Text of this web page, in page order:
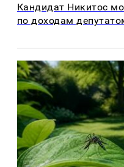
Кандидат Никитос
по доходам